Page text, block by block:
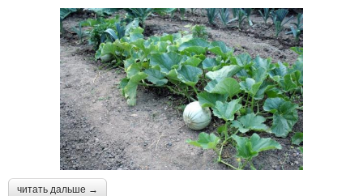
читать дальше →